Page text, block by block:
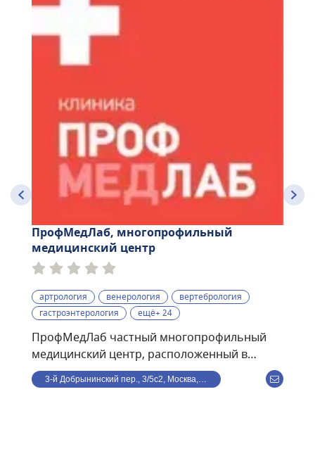
ПрофМедЛаб, многопрофильный
медицинский центр
артрология венерология
вертебрология
гастроэнтерология
ещё+ 24
ПрофМедЛаб частный многопрофильный
медицинский центр, расположенный в
центре Москвы, в 8 минутах ходьбы от ст. м.
Улица 1905 года. В клинике ведут прием по
3-й Добрынинский пер., 3/5с2, Москва, Россия